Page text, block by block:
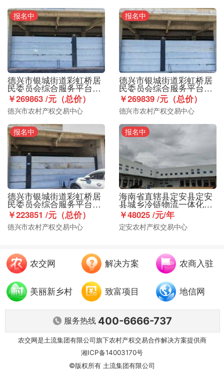
报名中
德兴市银城街道彩虹桥居
民委员会综合服务平台商
业楼1层3号113.9㎡店铺使
用权出租
￥269863 /元（总价）
德兴市农村产权交易中心
报名中
德兴市银城街道彩虹桥居
民委员会综合服务平台商
业楼1层4号113.89㎡店铺
使用权出租
￥269839 /元（总价）
德兴市农村产权交易中心
报名中
德兴市银城街道彩虹桥居
民委员会综合服务平台商
业楼1层5号94.48㎡店铺使
用权出租
￥223851 /元（总价）
德兴市农村产权交易中心
报名中
海南省直辖县定安县定安
县城乡冷链物流一体化基
础设施屋顶（可铺设光伏
板1921块）出租
￥48025 /元/年
定安农村产权交易中心
农交网 解决方案 农商入驻
美丽新乡村 致富项目 地信网
服务热线 400-6666-737
农交网是土流集团有限公司旗下农村产权交易合作解决方案提供商
湘ICP备14003170号
©版权所有 土流集团有限公司